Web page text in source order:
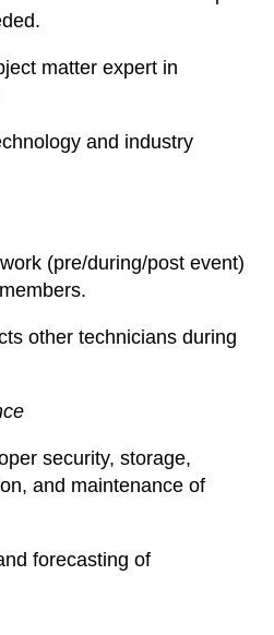
matter expert in
and industry
(pre/during/post event)
other technicians during
security, storage,
and maintenance of
forecasting of